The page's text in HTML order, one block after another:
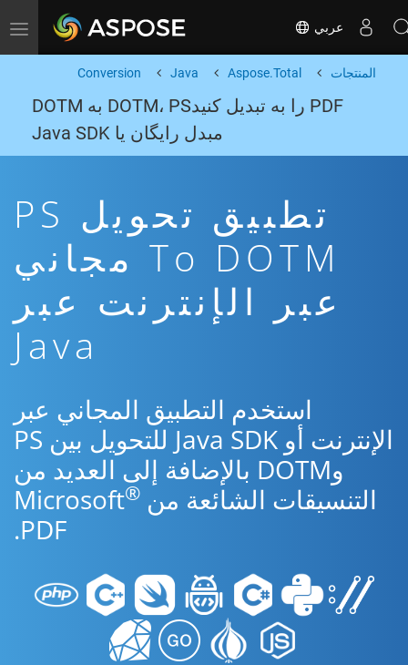
Toggle navigation عربي
المنتجات Aspose.Total
Java
Conversion
PDF را به تبدیل کنیدDOTM، PS به DOTM
مبدل رایگان یا Java SDK
تطبيق تحويل PS
To DOTM مجاني
عبر الإنترنت عبر
Java
استخدم التطبيق المجاني عبر
الإنترنت أو Java SDK للتحويل بين PS
وDOTM بالإضافة إلى العديد من
التنسيقات الشائعة من Microsoft ®
PDF.